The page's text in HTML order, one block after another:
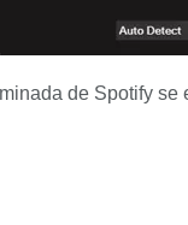
de Spotify